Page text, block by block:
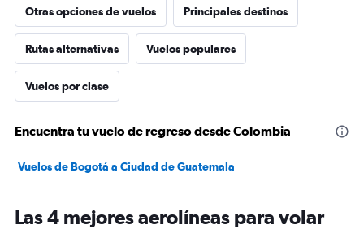
Otras opciones de vuelos Principales destinos
Rutas alternativas Vuelos populares
Vuelos por clase
Encuentra tu vuelo de regreso desde Colombia
Vuelos de Bogotá a Ciudad de Guatemala
Las 4 mejores aerolíneas para volar